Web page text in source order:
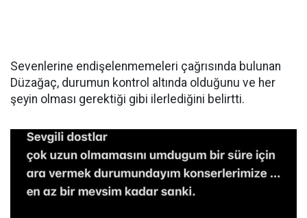
Sevenlerine endişelenmemeleri çağrısında bulunan
Düzağaç, durumun kontrol altında olduğunu ve her
şeyin olması gerektiği gibi ilerlediğini belirtti.